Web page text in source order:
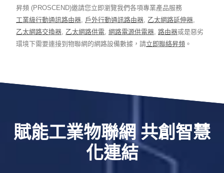
昇頻 (PROSCEND)邀請您立即瀏覽我們各項專業產品服務
工業級行動通訊路由器, 戶外行動通訊路由器, 乙太網路延伸器,
乙太網路交換器, 乙太網路供電, 網路電源供電器, 路由器或是惡劣
環境下需要連接到物聯網的網路設備數據，請立即聯絡昇頻 。
賦能工業物聯網 共創智慧
化連結